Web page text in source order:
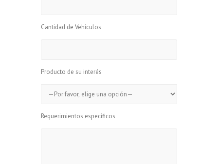
Cantidad de Vehículos
Producto de su interés
Requerimientos específicos